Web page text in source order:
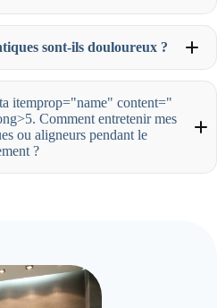
sont-ils douloureux ?
itemprop="name" content="
Comment entretenir mes
ou aligneurs pendant le
?